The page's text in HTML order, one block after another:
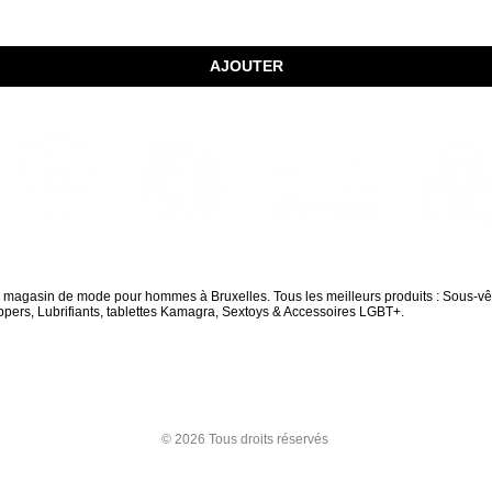
AJOUTER
de mode pour hommes à Bruxelles. Tous les meilleurs produits : Sous-
Lubrifiants, tablettes Kamagra, Sextoys & Accessoires LGBT+.
© 2026 Tous droits réservés